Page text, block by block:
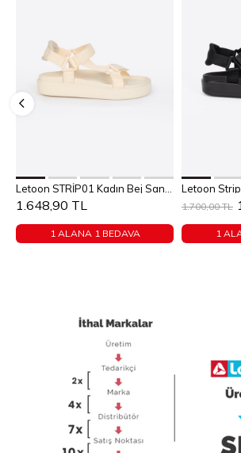
Sepete Ekle
36 37
Letoon STRİP01 Kadın Bej Sandalet
1.648,90 TL
1 ALANA 1 BEDAVA
36 37
1.700,00 TL
1